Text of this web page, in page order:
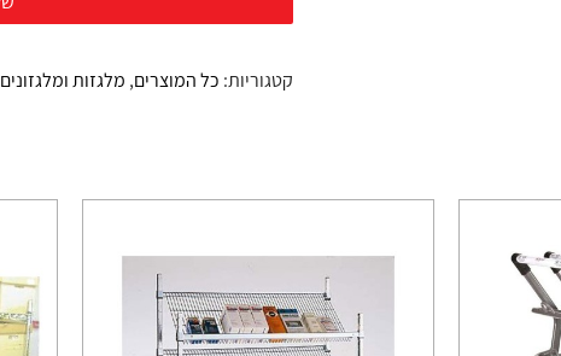
קטגוריות: כל המוצרים, מלגזות ומלגזונים